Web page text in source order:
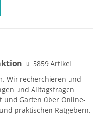
5859 Artikel
Wir recherchieren und
und Alltagsfragen
und Garten über Online-
praktischen Ratgebern.